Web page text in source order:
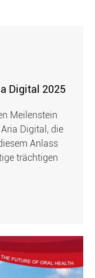
Digital 2025
Meilenstein
Digital, die
Anlass
trächtigen